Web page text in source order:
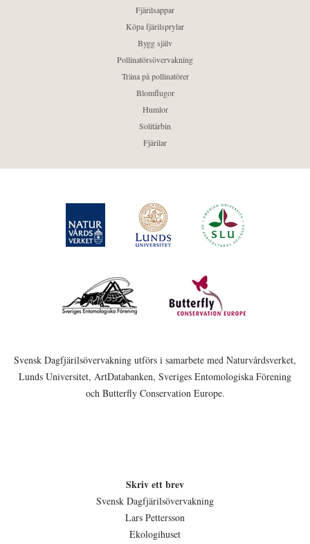
Fjärilsappar
Köpa fjärilsprylar
Bygg själv
Pollinatörsövervakning
Träna på pollinatörer
Blomflugor
Humlor
Solitärbin
Fjärilar
Svensk Dagfjärilsövervakning utförs i samarbete med Naturvårdsverket,
Lunds Universitet, ArtDatabanken, Sveriges Entomologiska Förening
och Butterfly Conservation Europe.
Skriv ett brev
Svensk Dagfjärilsövervakning
Lars Pettersson
Ekologihuset